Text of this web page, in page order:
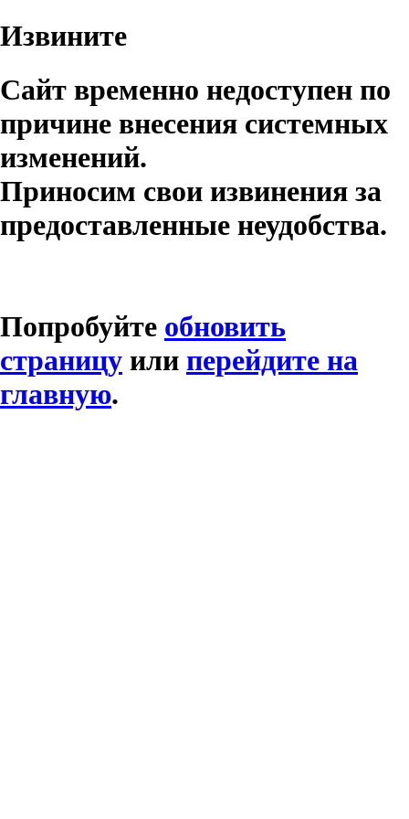
Извините
Сайт временно недоступен по
причине внесения системных
изменений.
Приносим свои извинения за
предоставленные неудобства.
Попробуйте обновить
страницу или перейдите на
главную.